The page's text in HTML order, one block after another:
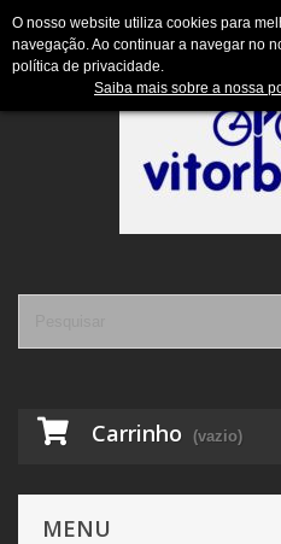
Carrinho (vazio)
MENU
O nosso website utiliza cookies para
navegação. Ao continuar a navegar no
política de privacidade.
Saiba mais sobre a nossa